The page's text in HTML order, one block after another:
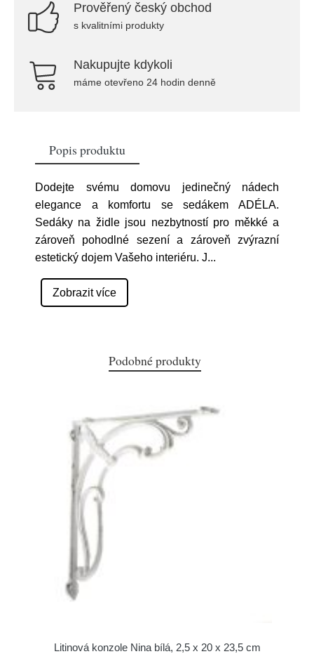
Prověřený český obchod
s kvalitními produkty
Nakupujte kdykoli
máme otevřeno 24 hodin denně
Popis produktu
Dodejte svému domovu jedinečný nádech
elegance a komfortu se sedákem ADÉLA.
Sedáky na židle jsou nezbytností pro měkké a
zároveň pohodlné sezení a zároveň zvýrazní
estetický dojem Vašeho interiéru. J...
Zobrazit více
Podobné produkty
Litinová konzole Nina bílá, 2,5 x 20 x 23,5 cm